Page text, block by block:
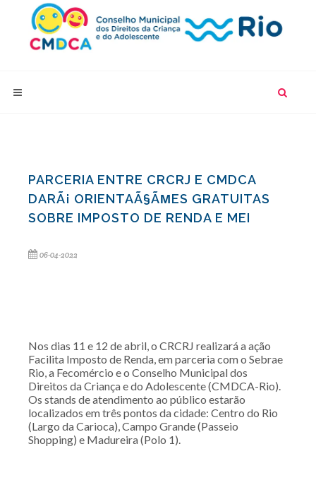
PARCERIA ENTRE CRCRJ E CMDCA
DARÃ¡ ORIENTAÃ§ÃΜES GRATUITAS
SOBRE IMPOSTO DE RENDA E MEI
06-04-2022
Nos dias 11 e 12 de abril, o CRCRJ realizará a ação
Facilita Imposto de Renda, em parceria com o Sebrae
Rio, a Fecomércio e o Conselho Municipal dos
Direitos da Criança e do Adolescente (CMDCA-Rio).
Os stands de atendimento ao público estarão
localizados em três pontos da cidade: Centro do Rio
(Largo da Carioca), Campo Grande (Passeio
Shopping) e Madureira (Polo 1).